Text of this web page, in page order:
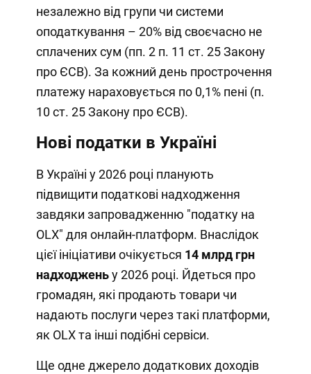
незалежно від групи чи системи
оподаткування – 20% від своєчасно не
сплачених сум (пп. 2 п. 11 ст. 25 Закону
про ЄСВ). За кожний день прострочення
платежу нараховується по 0,1% пені (п.
10 ст. 25 Закону про ЄСВ).
Нові податки в Україні
В Україні у 2026 році планують
підвищити податкові надходження
завдяки запровадженню "податку на
OLX" для онлайн-платформ. Внаслідок
цієї ініціативи очікується 14 млрд грн
надходженьу 2026 році. Йдеться про
громадян, які продають товари чи
надають послуги через такі платформи,
як OLX та інші подібні сервіси.
Ще одне джерело додаткових доходів